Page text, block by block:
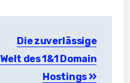
Die zuverlässige
Welt des 1&1 Domain
Hostings